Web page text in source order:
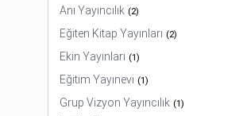
Anı Yayıncılık (2)
Eğiten Kitap Yayınları (2)
Ekin Yayınları (1)
Eğitim Yayınevi (1)
Grup Vizyon Yayıncılık (1)